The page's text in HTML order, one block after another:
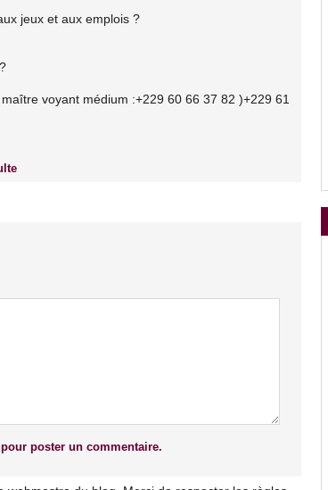
jeux et aux emplois ?
voyant médium :+229 60 66 37 82 )+229 61
poster un commentaire.